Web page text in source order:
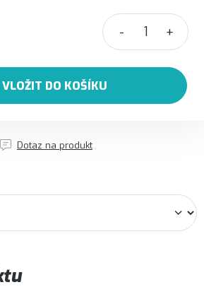
VLOŽIT DO KOŠÍKU
Dotaz na produkt